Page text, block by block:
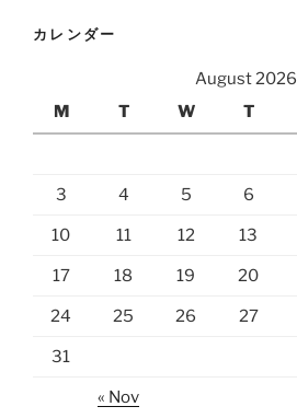
カレンダー
August 2026
M
T W T
3 4 5 6
10 11 12 13
17 18 19 20
24 25 26 27
31
« Nov